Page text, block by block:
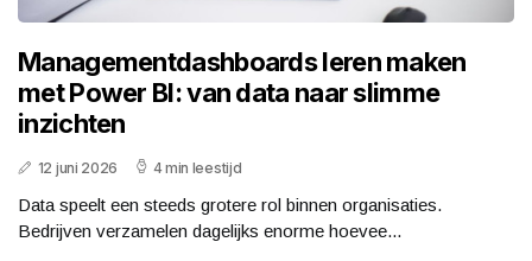
Managementdashboards leren maken
met Power BI: van data naar slimme
inzichten
12 juni 2026 4 min leestijd
Data speelt een steeds grotere rol binnen organisaties.
Bedrijven verzamelen dagelijks enorme hoevee...